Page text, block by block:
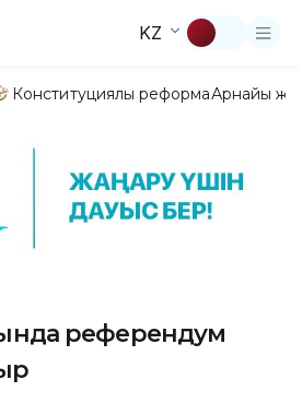
KZ
Конституциялық реформаАрнайы
референдум